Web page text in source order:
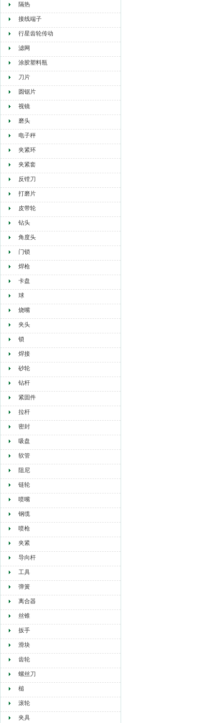
隔热
接线端子
行星齿轮传动
滤网
涂胶塑料瓶
刀片
圆锯片
视镜
磨头
电子秤
夹紧环
夹紧套
反镗刀
打磨片
皮带轮
钻头
角度头
门锁
焊枪
卡盘
球
烧嘴
夹头
锁
焊接
砂轮
钻杆
紧固件
拉杆
密封
吸盘
软管
阻尼
链轮
喷嘴
钢缆
喷枪
夹紧
导向杆
工具
弹簧
离合器
丝锥
扳手
滑块
齿轮
螺丝刀
槌
滚轮
夹具